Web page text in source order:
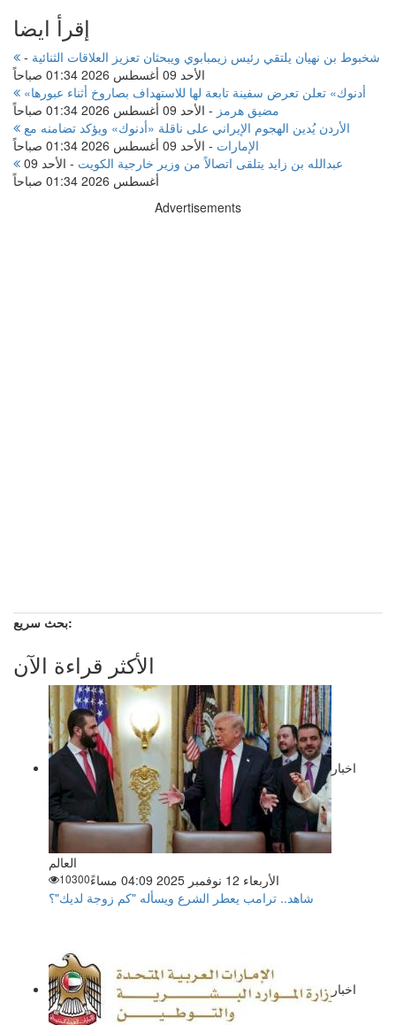
إقرأ ايضا
شخبوط بن نهيان يلتقي رئيس زيمبابوي ويبحثان تعزيز العلاقات الثنائية -
الأحد 09 أغسطس 2026 01:34 صباحاً
«أدنوك» تعلن تعرض سفينة تابعة لها للاستهداف بصاروخ أثناء عبورها
مضيق هرمز - الأحد 09 أغسطس 2026 01:34 صباحاً
الإمارات - الأحد 09 أغسطس 2026 01:34 صباحاً
عبدالله بن زايد يتلقى اتصالاً من وزير خارجية الكويت -
الأحد 09
أغسطس 2026 01:34 صباحاً
Advertisements
بحث سريع:
الأكثر قراءة الآن
اخبار
العالم
الأربعاء 12 نوفمبر 2025 04:09 مساءً
10300
شاهد.. ترامب يعطر الشرع ويسأله "كم زوجة لديك"؟
اخبار